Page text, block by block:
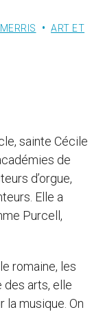
ART ET
sainte Cécile
de
d’orgue,
Elle a
Purcell,
romaine, les
des arts, elle
la musique. On